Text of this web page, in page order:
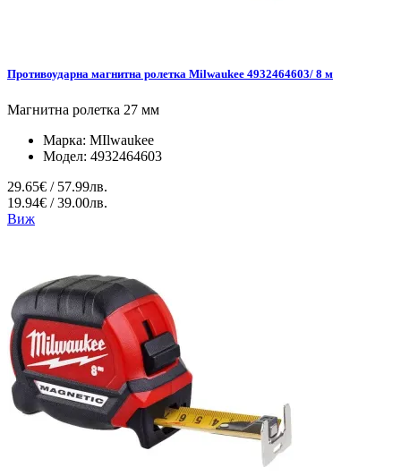
Противоударна магнитна ролетка Milwaukee 4932464603/ 8 м
Магнитна ролетка 27 мм
Марка: MIlwaukee
Модел: 4932464603
29.65€ / 57.99лв.
19.94€ / 39.00лв.
Виж